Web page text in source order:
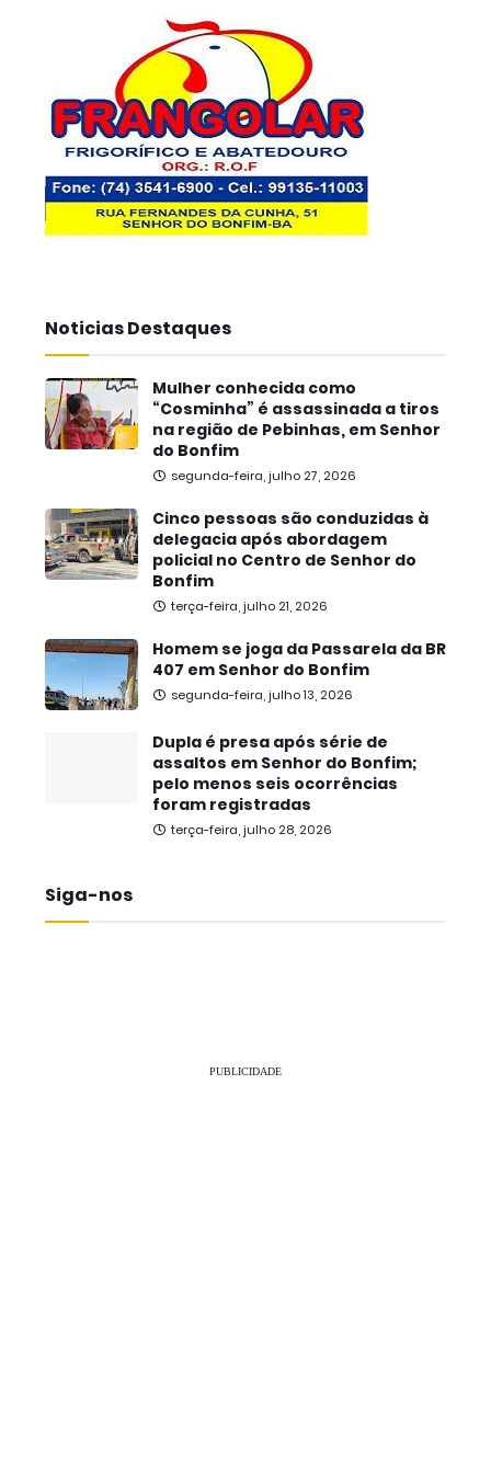
Noticias Destaques
Mulher conhecida como
“Cosminha” é assassinada a tiros
na região de Pebinhas, em Senhor
do Bonfim
segunda-feira, julho 27, 2026
Cinco pessoas são conduzidas à
delegacia após abordagem
policial no Centro de Senhor do
Bonfim
terça-feira, julho 21, 2026
Homem se joga da Passarela da BR
407 em Senhor do Bonfim
segunda-feira, julho 13, 2026
Dupla é presa após série de
assaltos em Senhor do Bonfim;
pelo menos seis ocorrências
foram registradas
terça-feira, julho 28, 2026
Siga-nos
PUBLICIDADE